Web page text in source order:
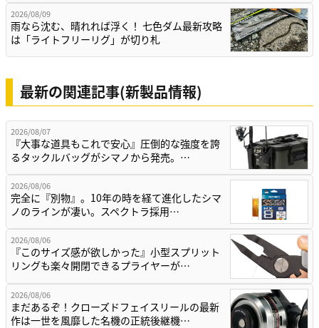
2026/08/09
雨なら沈む、晴れれば浮く！ 七色ダム最新攻略
は「ライトフリーリグ」が切り札
最新の関連記事(新製品情報)
2026/08/07
『大事な道具もこれで安心』圧倒的な強度を誇
るタックルバッグがシマノから発売。…
2026/08/06
完全に『別物』。10年の時を経て進化したシマ
ノのラインが凄い。スペクトラ採用…
2026/08/06
『このサイズ感が欲しかった』小型スプリット
リングも楽々開閉できるプライヤーが…
2026/08/06
まだあるぞ！クローズドフェイスリールの最新
作は一世を風靡した名機の正統後継機…